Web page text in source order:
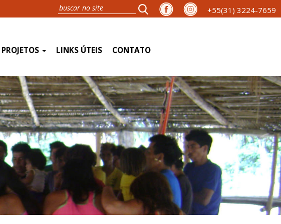
+55(31) 3224-7659
PROJETOS LINKS ÚTEIS CONTATO